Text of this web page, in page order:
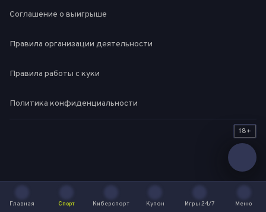
Соглашение о выигрыше
Правила организации деятельности
Правила работы с куки
Политика конфиденциальности
18+
Главная
Спорт
Киберспорт
Купон
Игры 24/7
Меню